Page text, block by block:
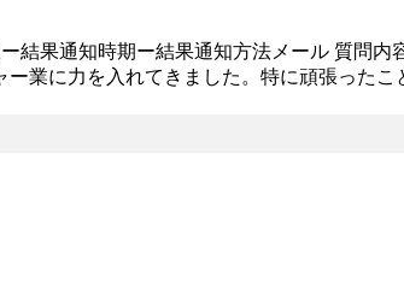
結果通知時期ー結果通知方法メール 質問
業に力を入れてきました。特に頑張った